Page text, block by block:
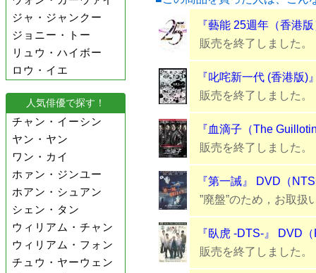
ジャ・ジャンクー
ジョニー・トー
リュウ・ハイボー
ロウ・イエ
人気俳優で探す！
チャン・イーシン
ヤン・ヤン
ワン・カイ
ホァン・ジンユー
ホアン・シュアン
シェン・タン
ウィリアム・チャン
ウィリアム・フォン
チュウ・ヤーウェン
『藝能 25週年（香港
販売を終了しました。
『叱咤新一代 (香港版)
販売を終了しました。
『血滴子（The
販売を終了しました。
『第一誡』 DVD（
”廃盤”のため，お取扱
『臥虎 -DTS-』 DVD
販売を終了しました。